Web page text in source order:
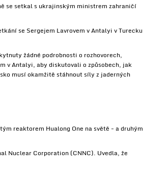
se setkal s ukrajinským ministrem zahraničí
se Sergejem Lavrovem v Antalyi v Turecku
žádné podrobnosti o rozhovorech,
v Antalyi, aby diskutovali o způsobech, jak
musí okamžitě stáhnout síly z jaderných
reaktorem Hualong One na světě - a druhým
Nuclear Corporation (CNNC). Uvedla, že